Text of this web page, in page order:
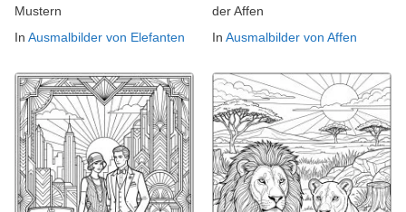
Mustern
In Ausmalbilder von Elefanten
der Affen
In Ausmalbilder von Affen